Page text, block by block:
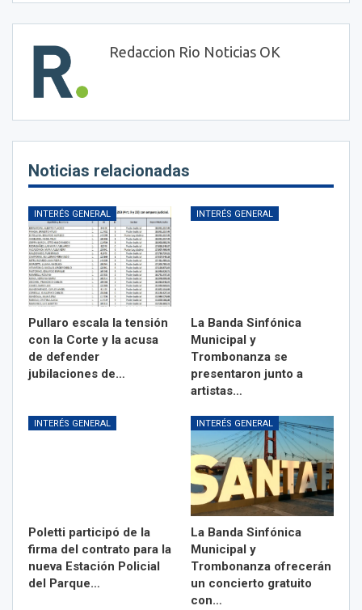
Redaccion Rio Noticias OK
Noticias relacionadas
INTERÉS GENERAL
Pullaro escala la tensión
con la Corte y la acusa
de defender
jubilaciones de…
INTERÉS GENERAL
La Banda Sinfónica
Municipal y
Trombonanza se
presentaron junto a
artistas…
INTERÉS GENERAL
Poletti participó de la
firma del contrato para la
nueva Estación Policial
del Parque…
INTERÉS GENERAL
La Banda Sinfónica
Municipal y
Trombonanza ofrecerán
un concierto gratuito
con…